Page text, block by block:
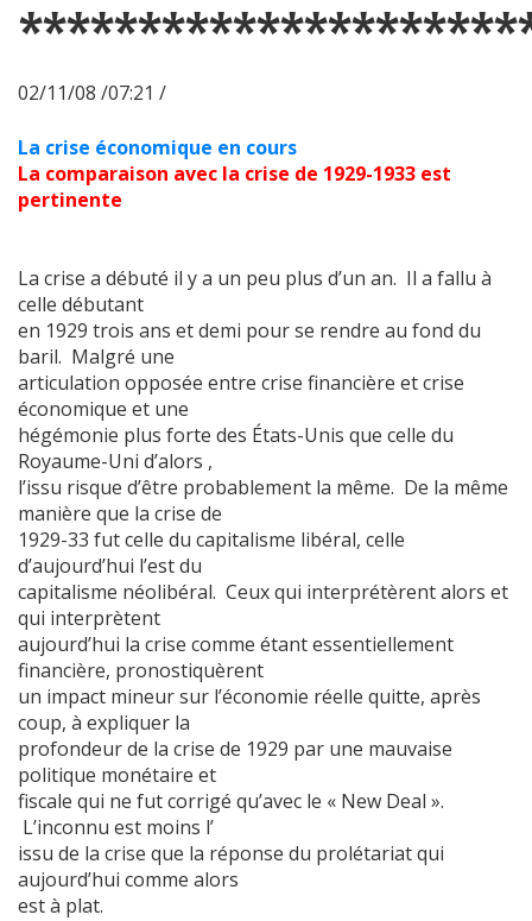
02/11/08 /07:21 /
La crise économique en cours
La comparaison avec la crise de 1929-1933 est
pertinente
La crise a débuté il y a un peu plus d’un an. Il a fallu à
celle débutant
en 1929 trois ans et demi pour se rendre au fond du
baril. Malgré une
articulation opposée entre crise financière et crise
économique et une
hégémonie plus forte des États-Unis que celle du
Royaume-Uni d’alors ,
l’issu risque d’être probablement la même. De la même
manière que la crise de
1929-33 fut celle du capitalisme libéral, celle
d’aujourd’hui l’est du
capitalisme néolibéral. Ceux qui interprétèrent alors et
qui interprètent
aujourd’hui la crise comme étant essentiellement
financière, pronostiquèrent
un impact mineur sur l’économie réelle quitte, après
coup, à expliquer la
profondeur de la crise de 1929 par une mauvaise
politique monétaire et
fiscale qui ne fut corrigé qu’avec le « New Deal ».
L’inconnu est moins l’
issu de la crise que la réponse du prolétariat qui
aujourd’hui comme alors
est à plat.